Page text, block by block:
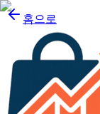
홈으로